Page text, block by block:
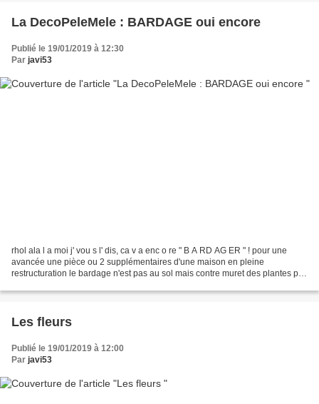
La DecoPeleMele : BARDAGE oui encore
Publié le 19/01/2019 à 12:30
Par javi53
rhol ala l a moi j' vou s l' dis, ca v a enc o re " B A RD AG ER " ! pour une
avancée une pièce ou 2 supplémentaires d'une maison en pleine
restructuration le bardage n'est pas au sol mais contre muret des plantes par
Les fleurs
Publié le 19/01/2019 à 12:00
Par javi53